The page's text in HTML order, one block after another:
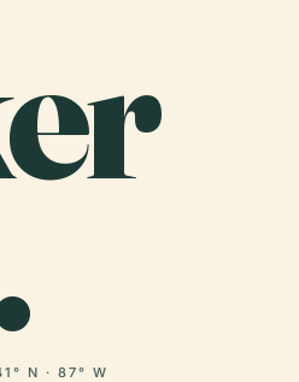
N · 87° W